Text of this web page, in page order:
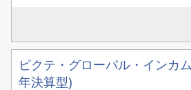
ピクテ・グローバル・インカ
年決算型)